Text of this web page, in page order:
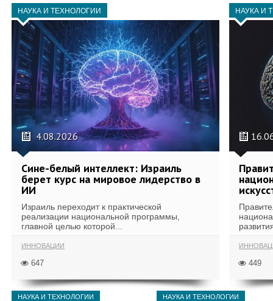
НАУКА И ТЕХНОЛОГИИ
4.08.2026
Сине-белый интеллект: Израиль
берет курс на мировое лидерство в
ИИ
Израиль переходит к практической
реализации национальной программы,
главной целью которой...
ИННОВАЦИИ
647
НАУКА И
449
НАУКА И ТЕХНОЛОГИИ НАУКА И ТЕХНОЛОГИИ